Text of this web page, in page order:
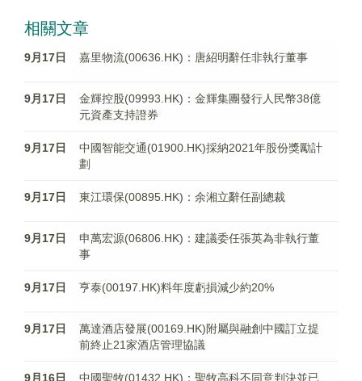
相關文章
9月17日 嘉里物流(00636.HK)：唐紹明辭任非執行董事
9月17日
金輝控股(09993.HK)：金輝集團發行人民幣38億
元資產支持證券
9月17日
中國智能交通(01900.HK)採納2021年股份獎勵計
劃
9月17日 東江環保(00895.HK)：余湘立辭任副總裁
9月17日
申萬宏源(06806.HK)：建議委任張英為非執行董
事
9月17日 亨泰(00197.HK)料年度虧損減少約20%
9月17日
萬達酒店發展(00169.HK)附屬與融創中國訂立提
前終止21家酒店管理協議
9月16日
中國聖牧(01432.HK)：聖牧高科不同意判決並已